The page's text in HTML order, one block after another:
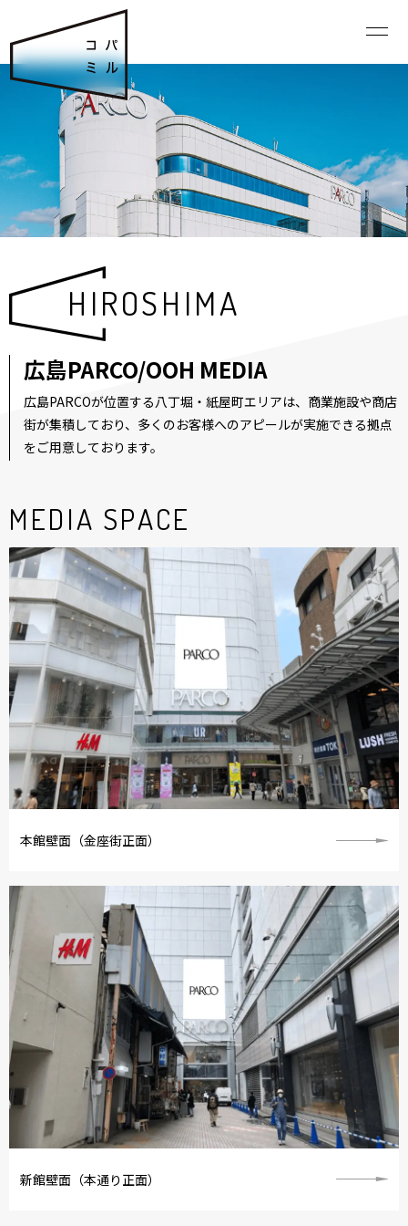
HIROSHIMA
広島PARCO/OOH MEDIA
広島PARCOが位置する八丁堀・紙屋町エリアは、商業施設や商店
街が集積しており、多くのお客様へのアピールが実施できる拠点
をご用意しております。
MEDIA SPACE
本館壁面（金座街正面）
新館壁面（本通り正面）